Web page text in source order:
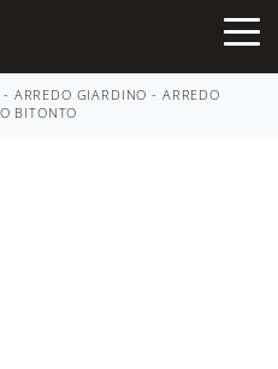
- ARREDO GIARDINO - ARREDO
BITONTO